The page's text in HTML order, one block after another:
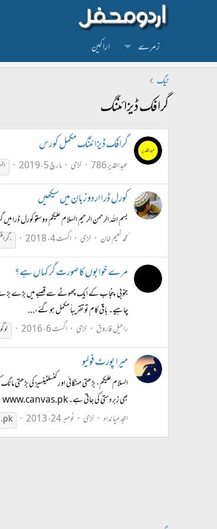
زمرے اراکین
ٹیگ
گرافک ڈیزائننگ
گرافک ڈیزائننگ مکمل کورس
عبدالقدیر 786 لڑی مارچ 5، 2019
کورل ڈرا اردو زبان میں سیکھیں
بسم اللہ الرحمن الرحیم السلام علیکم دوستو کورل ڈرا
ًمحمد نعیم خان
لڑی اگست 4، 2018 ،
مرے خوابوں کا صورت گر کہاں ہے؟
جنوبی پنجاب کے ایک چھوٹے سے قصبے میں بڑے بڑے
چاہیے۔ باقی کام تو تقریباً مکمل ہو گئے،...
راحیل فاروق
لڑی اگست 6، 2016 لوگو
میرا پورٹ فولیو
السلام علیکم، بڑھتی مہنگائی اور کنسلٹینسیز کی
بھی زبردستی کی جاتی ہے۔ www.canvas.pk
امجد میانداد لڑی نومبر 24، 2013